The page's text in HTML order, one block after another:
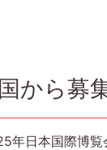
から募
日本国際博